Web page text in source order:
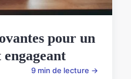
pour un
9 min de lecture →